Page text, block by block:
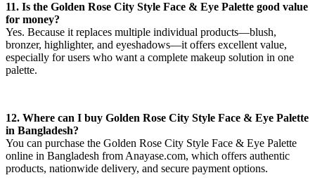
11. Is the Golden Rose City Style Face & Eye Palette good value
for money?
Yes. Because it replaces multiple individual products—blush,
bronzer, highlighter, and eyeshadows—it offers excellent value,
especially for users who want a complete makeup solution in one
palette.
12. Where can I buy Golden Rose City Style Face & Eye Palette
in Bangladesh?
You can purchase the Golden Rose City Style Face & Eye Palette
online in Bangladesh from Anayase.com, which offers authentic
products, nationwide delivery, and secure payment options.